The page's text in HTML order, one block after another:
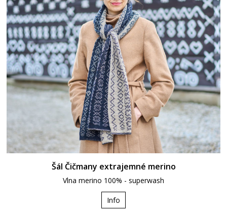
Šál Čičmany extrajemné merino
Vlna merino 100% - superwash
Info